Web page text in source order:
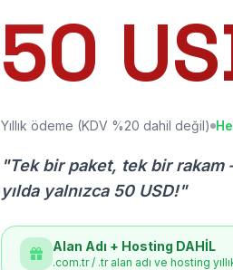
50
Yıllık ödeme (KDV %20 dahil değil)
"Tek bir paket, tek bir
yılda yalnızca 50 USD!"
Alan Adı + Hosting DAHİL
.com.tr / .tr alan adı ve hosting